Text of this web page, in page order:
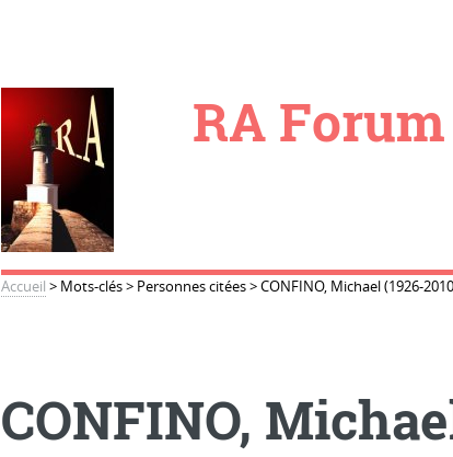
RA Forum
Accueil > Mots-clés> Personnes citées>CONFINO, Michael (1926-
CONFINO,